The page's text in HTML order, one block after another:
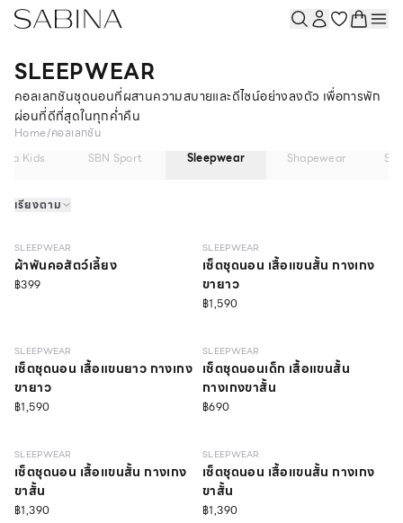
SLEEPWEAR
คอลเลกชันชุดนอนที่ผสานความสบายและดีไซน์อย่างลงตัว เพื่อการพัก
ผ่อนที่ดีที่สุดในทุกค่ำคืน
Home/คอลเลกชัน
Kids
SBN Sport Sleepwear Shapewear
เรียงตาม
NEW
SLEEPWEAR
ผ้าพันคอสัตว์เลี้ยง
฿399
SLEEPWEAR
เซ็ตชุดนอน เสื้อแขนสั้น กางเกง
ขายาว
฿1,590
SLEEPWEAR
เซ็ตชุดนอน เสื้อแขนยาว กางเกง
ขายาว
฿1,590
SLEEPWEAR
เซ็ตชุดนอนเด็ก เสื้อแขนสั้น
กางเกงขาสั้น
฿690
SLEEPWEAR
เซ็ตชุดนอน เสื้อแขนสั้น กางเกง
ขาสั้น
฿1,390
SLEEPWEAR
เซ็ตชุดนอน เสื้อแขนสั้น กางเกง
ขาสั้น
฿1,390